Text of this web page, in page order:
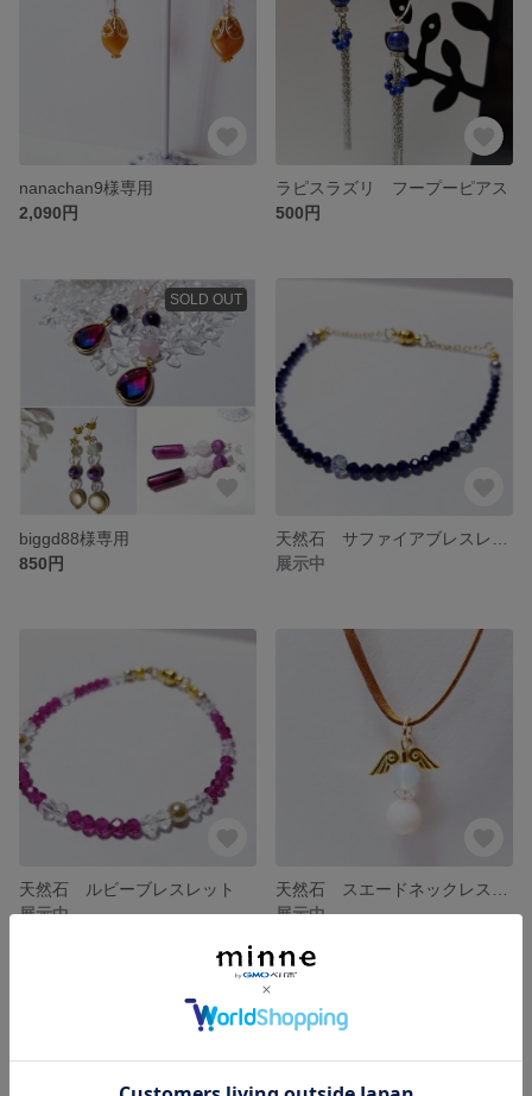
nanachan9様専用
2,090円
ラピスラズリ フープーピアス
500円
SOLD OUT
biggd88様専用
850円
展示中
天然石 ルビーブレスレット
展示中
展示中